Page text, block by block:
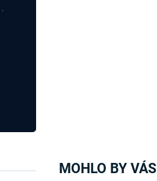
MOHLO BY